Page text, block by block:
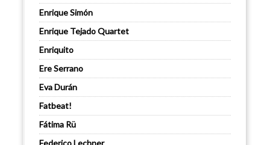
Enrique Simón
Enrique Tejado Quartet
Enriquito
Ere Serrano
Eva Durán
Fatbeat!
Fátima Rü